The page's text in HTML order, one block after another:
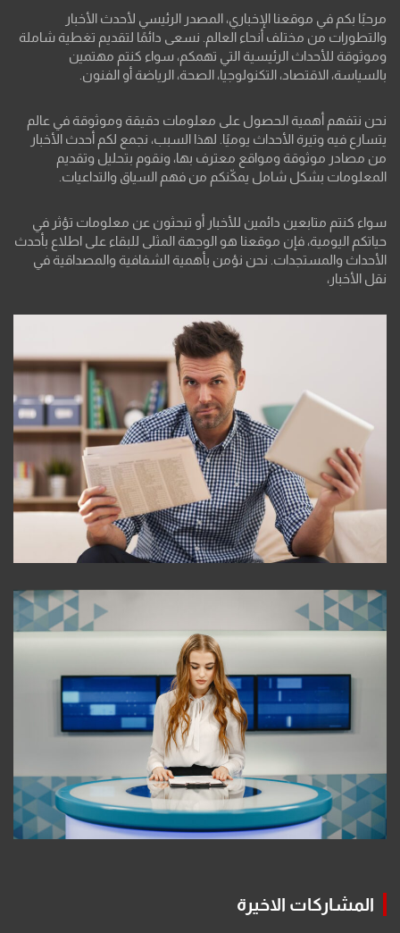
مرحبًا بكم في موقعنا الإخباري، المصدر الرئيسي لأحدث الأخبار
والتطورات من مختلف أنحاء العالم. نسعى دائمًا لتقديم تغطية شاملة
وموثوقة للأحداث الرئيسية التي تهمكم، سواء كنتم مهتمين
بالسياسة، الاقتصاد، التكنولوجيا، الصحة، الرياضة أو الفنون.
نحن نتفهم أهمية الحصول على معلومات دقيقة وموثوقة في عالم
يتسارع فيه وتيرة الأحداث يوميًا. لهذا السبب، نجمع لكم أحدث الأخبار
من مصادر موثوقة ومواقع معترف بها، ونقوم بتحليل وتقديم
المعلومات بشكل شامل يمكّنكم من فهم السياق والتداعيات.
سواء كنتم متابعين دائمين للأخبار أو تبحثون عن معلومات تؤثر في
حياتكم اليومية، فإن موقعنا هو الوجهة المثلى للبقاء على اطلاع بأحدث
الأحداث والمستجدات. نحن نؤمن بأهمية الشفافية والمصداقية في
نقل الأخبار،
المشاركات الاخيرة